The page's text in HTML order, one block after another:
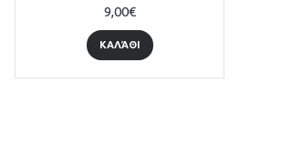
9,00€
ΚΑΛΆΘΙ